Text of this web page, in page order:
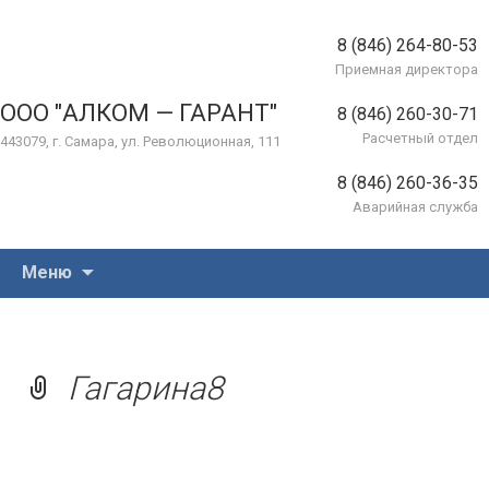
ООО "АЛКОМ — ГАРАНТ"
443079, г. Самара, ул. Революционная, 111
8 (846) 264-80-53
Приемная директора
8 (846) 260-30-71
Расчетный отдел
8 (846) 260-36-35
Аварийная служба
Меню
Гагарина8